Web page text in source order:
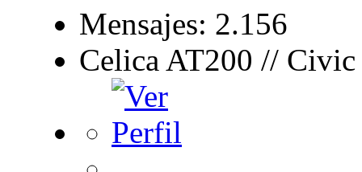
Mensajes: 2.156
Celica AT200 //